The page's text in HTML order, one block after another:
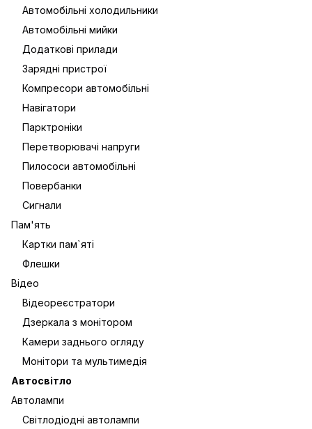
Автомобільні холодильники
Автомобільні мийки
Додаткові прилади
Зарядні пристрої
Компресори автомобільні
Навігатори
Парктроніки
Перетворювачі напруги
Пилососи автомобільні
Повербанки
Сигнали
Пам'ять
Картки пам`яті
Флешки
Відео
Відеореєстратори
Дзеркала з монітором
Камери заднього огляду
Монітори та мультимедія
Автосвітло
Автолампи
Світлодіодні автолампи